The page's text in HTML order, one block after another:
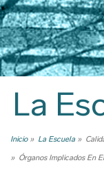
La
Ruta
de
Inicio La Escuela
Órganos Implicados En